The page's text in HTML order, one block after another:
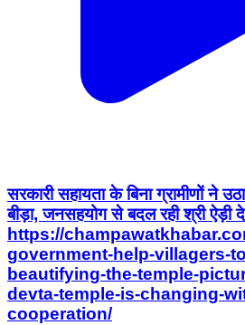
सरकारी सहायता के बिना ग्रामीणों ने
बीड़ा, जनसहयोग से बदल रही श्री ऐड़ी
https://
government-help-villagers-
beautifying-the-temple-
devta-temple-is-changing-
cooperation/